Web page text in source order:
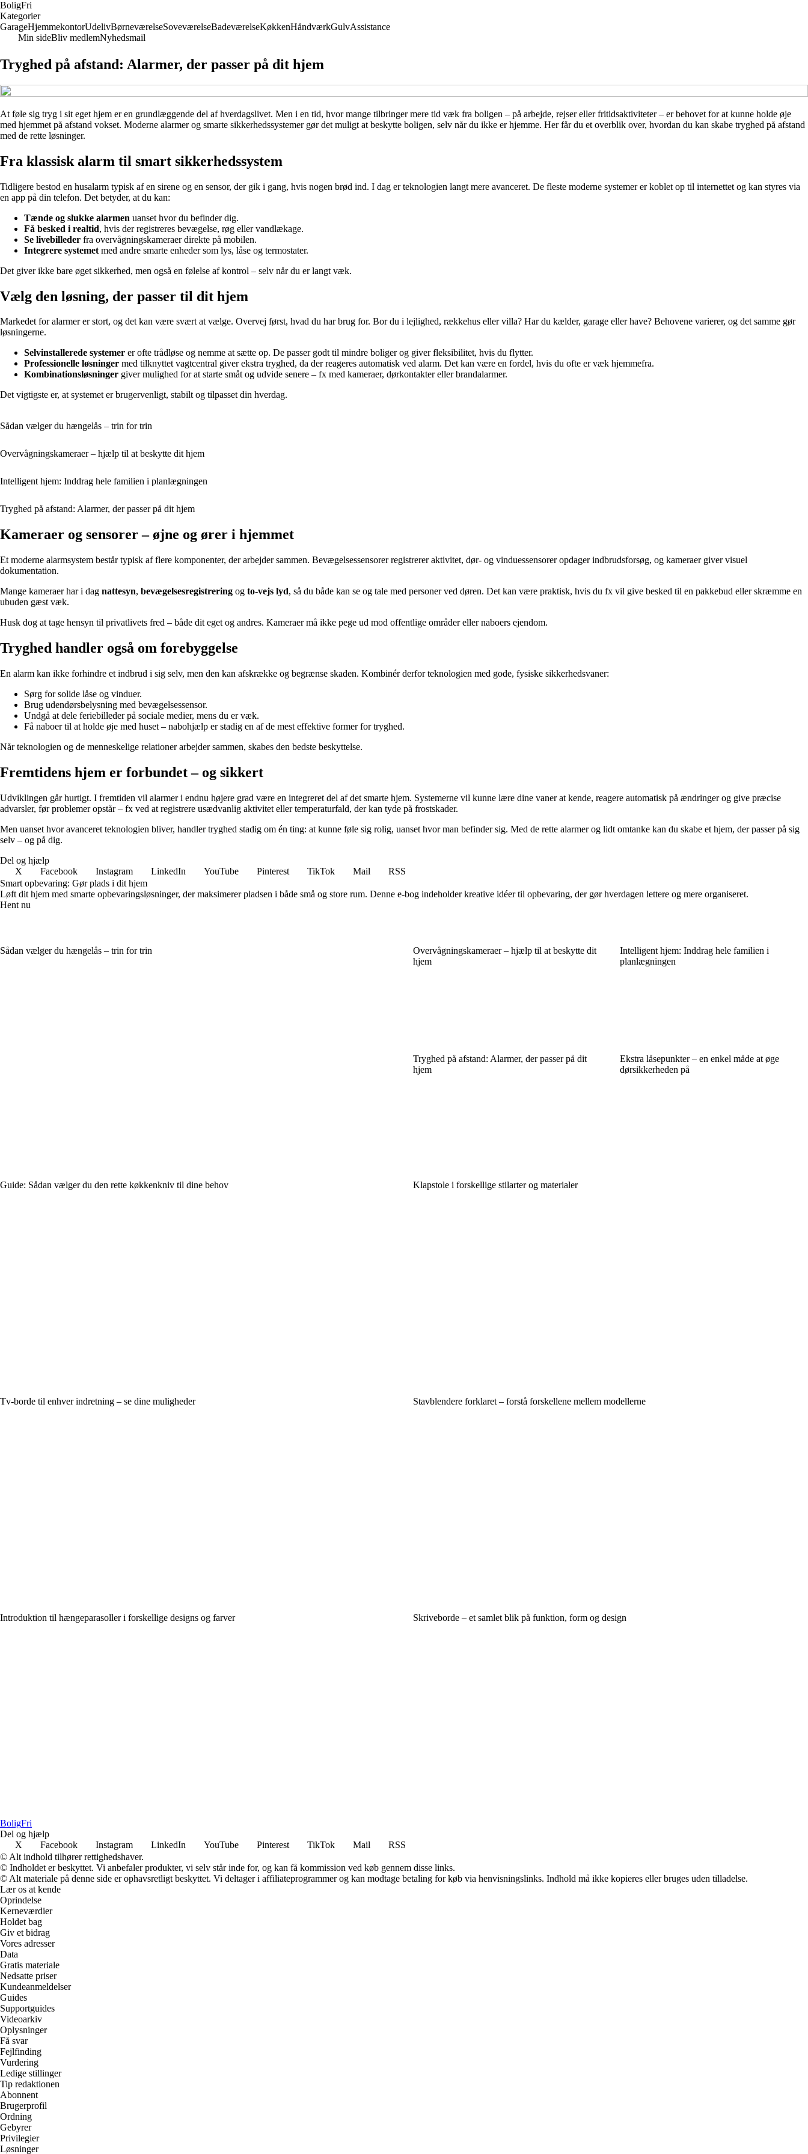
BoligFri
Kategorier
GarageHjemmekontorUdelivBørneværelseSoveværelseBadeværelseKøkkenHåndværkGulvAssistance
Min sideBliv medlemNyhedsmail
Tryghed på afstand: Alarmer, der passer på dit hjem
At føle sig tryg i sit eget hjem er en grundlæggende del af hverdagslivet. Men i en tid, hvor mange tilbringer mere tid væk fra boligen – på arbejde, rejser eller fritidsaktiviteter – er behovet for at kunne holde øje
med hjemmet på afstand vokset. Moderne alarmer og smarte sikkerhedssystemer gør det muligt at beskytte boligen, selv når du ikke er hjemme. Her får du et overblik over, hvordan du kan skabe tryghed på afstand
med de rette løsninger.
Fra klassisk alarm til smart sikkerhedssystem
Tidligere bestod en husalarm typisk af en sirene og en sensor, der gik i gang, hvis nogen brød ind. I dag er teknologien langt mere avanceret. De fleste moderne systemer er koblet op til internettet og kan styres via
en app på din telefon. Det betyder, at du kan:
Tænde og slukke alarmen uanset hvor du befinder dig.
Få besked i realtid, hvis der registreres bevægelse, røg eller vandlækage.
Se livebilleder fra overvågningskameraer direkte på mobilen.
Integrere systemet med andre smarte enheder som lys, låse og termostater.
Det giver ikke bare øget sikkerhed, men også en følelse af kontrol – selv når du er langt væk.
Vælg den løsning, der passer til dit hjem
Markedet for alarmer er stort, og det kan være svært at vælge. Overvej først, hvad du har brug for. Bor du i lejlighed, rækkehus eller villa? Har du kælder, garage eller have? Behovene varierer, og det samme gør
løsningerne.
Selvinstallerede systemer er ofte trådløse og nemme at sætte op. De passer godt til mindre boliger og giver fleksibilitet, hvis du flytter.
Professionelle løsninger med tilknyttet vagtcentral giver ekstra tryghed, da der reageres automatisk ved alarm. Det kan være en fordel, hvis du ofte er væk hjemmefra.
Kombinationsløsninger giver mulighed for at starte småt og udvide senere – fx med kameraer, dørkontakter eller brandalarmer.
Det vigtigste er, at systemet er brugervenligt, stabilt og tilpasset din hverdag.
Sådan vælger du hængelås – trin for trin
Overvågningskameraer – hjælp til at beskytte dit hjem
Intelligent hjem: Inddrag hele familien i planlægningen
Tryghed på afstand: Alarmer, der passer på dit hjem
Kameraer og sensorer – øjne og ører i hjemmet
Et moderne alarmsystem består typisk af flere komponenter, der arbejder sammen. Bevægelsessensorer registrerer aktivitet, dør- og vinduessensorer opdager indbrudsforsøg, og kameraer giver visuel
dokumentation.
Mange kameraer har i dag nattesyn, bevægelsesregistrering og to-vejs lyd, så du både kan se og tale med personer ved døren. Det kan være praktisk, hvis du fx vil give besked til en pakkebud eller skræmme en
ubuden gæst væk.
Husk dog at tage hensyn til privatlivets fred – både dit eget og andres. Kameraer må ikke pege ud mod offentlige områder eller naboers ejendom.
Tryghed handler også om forebyggelse
En alarm kan ikke forhindre et indbrud i sig selv, men den kan afskrække og begrænse skaden. Kombinér derfor teknologien med gode, fysiske sikkerhedsvaner:
Sørg for solide låse og vinduer.
Brug udendørsbelysning med bevægelsessensor.
Undgå at dele feriebilleder på sociale medier, mens du er væk.
Få naboer til at holde øje med huset – nabohjælp er stadig en af de mest effektive former for tryghed.
Når teknologien og de menneskelige relationer arbejder sammen, skabes den bedste beskyttelse.
Fremtidens hjem er forbundet – og sikkert
Udviklingen går hurtigt. I fremtiden vil alarmer i endnu højere grad være en integreret del af det smarte hjem. Systemerne vil kunne lære dine vaner at kende, reagere automatisk på ændringer og give præcise
advarsler, før problemer opstår – fx ved at registrere usædvanlig aktivitet eller temperaturfald, der kan tyde på frostskader.
Men uanset hvor avanceret teknologien bliver, handler tryghed stadig om én ting: at kunne føle sig rolig, uanset hvor man befinder sig. Med de rette alarmer og lidt omtanke kan du skabe et hjem, der passer på sig
selv – og på dig.
Del og hjælp
X
Facebook Instagram LinkedIn YouTube Pinterest TikTok Mail
RSS
Smart opbevaring: Gør plads i dit hjem
Løft dit hjem med smarte opbevaringsløsninger, der maksimerer pladsen i både små og store rum. Denne e-bog indeholder kreative idéer til opbevaring, der gør hverdagen lettere og mere organiseret.
Hent nu
Sådan vælger du hængelås – trin for trin
Overvågningskameraer – hjælp til at beskytte dit
hjem
Intelligent hjem: Inddrag hele familien i
planlægningen
Tryghed på afstand: Alarmer, der passer på dit
hjem
Ekstra låsepunkter – en enkel måde at øge
dørsikkerheden på
Guide: Sådan vælger du den rette køkkenkniv til dine behov Klapstole i forskellige stilarter og materialer
Tv-borde til enhver indretning – se dine muligheder Stavblendere forklaret – forstå forskellene mellem modellerne
Introduktion til hængeparasoller i forskellige designs og farver Skriveborde – et samlet blik på funktion, form og design
BoligFri
Del og hjælp
X
Facebook Instagram LinkedIn YouTube Pinterest TikTok Mail
RSS
© Alt indhold tilhører rettighedshaver.
© Indholdet er beskyttet. Vi anbefaler produkter, vi selv står inde for, og kan få kommission ved køb gennem disse links.
© Alt materiale på denne side er ophavsretligt beskyttet. Vi deltager i affiliateprogrammer og kan modtage betaling for køb via henvisningslinks. Indhold må ikke kopieres eller bruges uden tilladelse.
Lær os at kende
Oprindelse
Kerneværdier
Holdet bag
Giv et bidrag
Vores adresser
Data
Gratis materiale
Nedsatte priser
Kundeanmeldelser
Guides
Supportguides
Videoarkiv
Oplysninger
Få svar
Fejlfinding
Vurdering
Ledige stillinger
Tip redaktionen
Abonnent
Brugerprofil
Ordning
Gebyrer
Privilegier
Løsninger